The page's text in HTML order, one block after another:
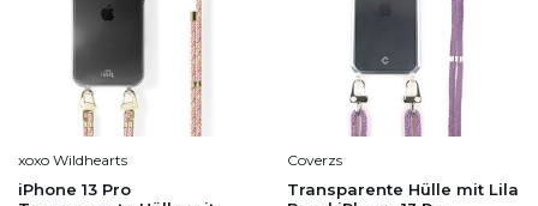
xoxo Wildhearts
iPhone 13 Pro
Coverzs
Transparente Hülle mit Lila